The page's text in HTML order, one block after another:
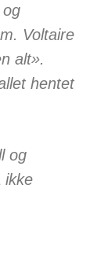
Voltaire
alt».
hentet
og
ikke